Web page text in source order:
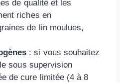
de qualité et les
riches en
de lin moulues,
: si vous souhaitez
sous supervision
de cure limitée (4 à 8